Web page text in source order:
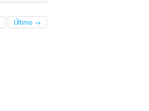
Último →